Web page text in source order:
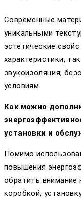
Современные
уникальными
эстетические
характеристики,
звукоизоляция,
условиям.
Как можно
установки и
Помимо
повышения
обратить внимание
коробкой,